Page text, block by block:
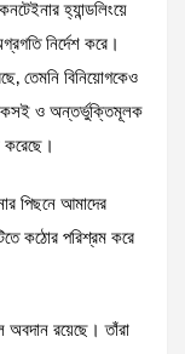
হ্যান্ডলিংয়ে
নির্দেশ করে।
তেমনি বিনিয়োগকেও
ও অন্তর্ভুক্তিমূলক
করেছে।
পিছনে আমাদের
কঠোর পরিশ্রম করে
অবদান রয়েছে। তাঁরা